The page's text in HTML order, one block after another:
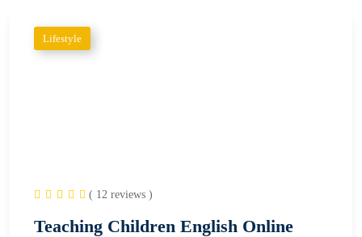
Lifestyle
( 12 reviews )
Teaching Children English Online